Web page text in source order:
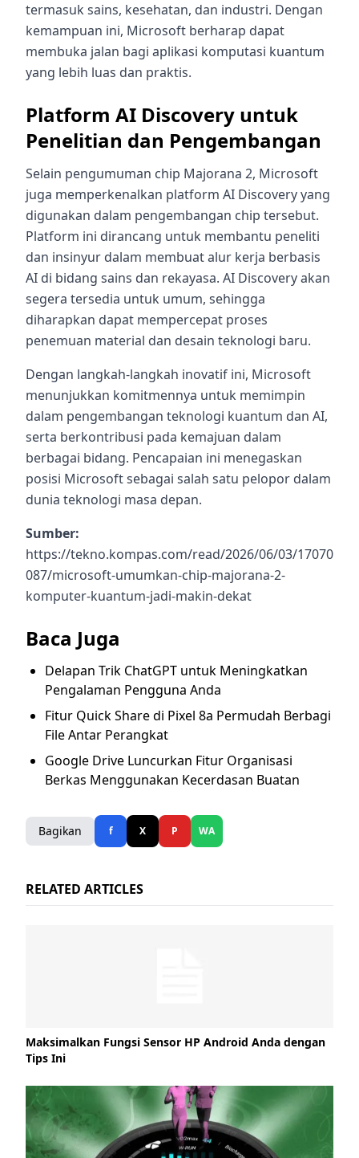
termasuk sains, kesehatan, dan industri. Dengan
kemampuan ini, Microsoft berharap dapat
membuka jalan bagi aplikasi komputasi kuantum
yang lebih luas dan praktis.
Platform AI Discovery untuk
Penelitian dan Pengembangan
Selain pengumuman chip Majorana 2, Microsoft
juga memperkenalkan platform AI Discovery yang
digunakan dalam pengembangan chip tersebut.
Platform ini dirancang untuk membantu peneliti
dan insinyur dalam membuat alur kerja berbasis
AI di bidang sains dan rekayasa. AI Discovery akan
segera tersedia untuk umum, sehingga
diharapkan dapat mempercepat proses
penemuan material dan desain teknologi baru.
Dengan langkah-langkah inovatif ini, Microsoft
menunjukkan komitmennya untuk memimpin
dalam pengembangan teknologi kuantum dan AI,
serta berkontribusi pada kemajuan dalam
berbagai bidang. Pencapaian ini menegaskan
posisi Microsoft sebagai salah satu pelopor dalam
dunia teknologi masa depan.
Sumber:
https://tekno.kompas.com/read/2026/06/03/17070
087/microsoft-umumkan-chip-majorana-2-
komputer-kuantum-jadi-makin-dekat
Baca Juga
Delapan Trik ChatGPT untuk Meningkatkan
Pengalaman Pengguna Anda
Fitur Quick Share di Pixel 8a Permudah Berbagi
File Antar Perangkat
Google Drive Luncurkan Fitur Organisasi
Berkas Menggunakan Kecerdasan Buatan
Bagikan f X P WA
RELATED ARTICLES
Maksimalkan Fungsi Sensor HP Android Anda dengan
Tips Ini